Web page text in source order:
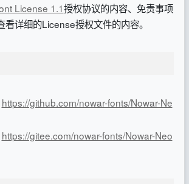
License 1.1授权协议的内容、免责事项
看详细的License授权文件的内容。
https://github.com/nowar-fonts/Nowar-Ne
https://gitee.com/nowar-fonts/Nowar-Neo